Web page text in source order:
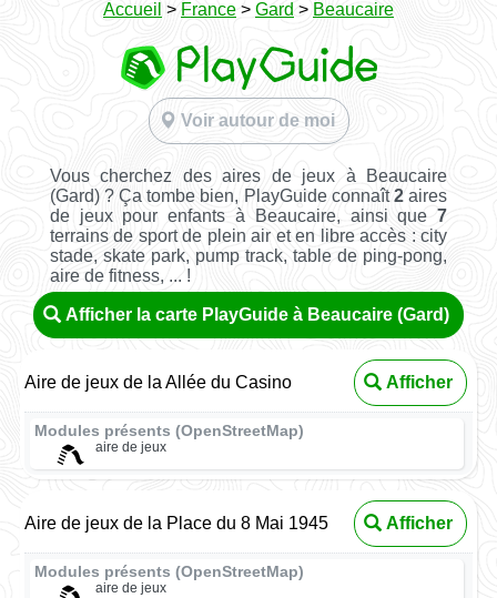
Accueil > France > Gard > Beaucaire
Voir autour de moi
Vous cherchez des aires de jeux à Beaucaire
(Gard) ? Ça tombe bien, PlayGuide connaît2 aires
de jeux pour enfants à Beaucaire, ainsi que7
terrains de sport de plein air et en libre accès : city
stade, skate park, pump track, table de ping-pong,
aire de fitness, ... !
Afficher la carte PlayGuide à Beaucaire (Gard)
Aire de jeux de la Allée du Casino Afficher
Modules présents (OpenStreetMap)
aire de jeux
Aire de jeux de la Place du 8 Mai 1945 Afficher
Modules présents (OpenStreetMap)
aire de jeux